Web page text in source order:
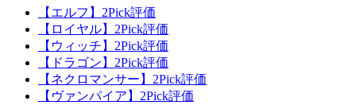
【エルフ】2Pick評価
【ロイヤル】2Pick評価
【ウィッチ】2Pick評価
【ドラゴン】2Pick評価
【ネクロマンサー】2Pick評価
【ヴァンパイア】2Pick評価